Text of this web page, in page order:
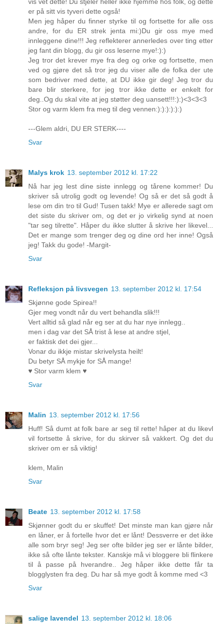
er på sitt vis tyveri dette også!
Men jeg håper du finner styrke til og fortsette for alle oss
andre, for du ER strek jenta mi:)Du gir oss mye med
innleggene dine!!! Jeg reflekterer annerledes over ting etter
jeg fant din blogg, du gir oss leserne mye!:):)
Jeg tror det krever mye fra deg og orke og fortsette, men
ved og gjøre det så tror jeg du viser alle de folka der ute
som bedriver med dette, at DU ikke gir deg! Jeg tror du
bare blir sterkere, for jeg tror ikke dette er enkelt for
deg..Og du skal vite at jeg støtter deg uansett!!!:):)<3<3<3
Stor og varm klem fra meg til deg vennen:):):):):):)
---Glem aldri, DU ER STERK----
Svar
Malys krok 13. september 2012 kl. 17:22
Nå har jeg lest dine siste innlegg og tårene kommer! Du
skriver så utrolig godt og levende! Og så er det så godt å
lese om din tro til Gud! Tusen takk! Mye er allerede sagt om
det siste du skriver om, og det er jo virkelig synd at noen
"tar seg tilrette". Håper du ikke slutter å skrive her likevel...
Det er mange som trenger deg og dine ord her inne! Også
jeg! Takk du gode! -Margit-
Svar
Refleksjon på livsvegen 13. september 2012 kl. 17:54
Skjønne gode Spirea!!
Gjer meg vondt når du vert behandla slik!!!
Vert alltid så glad når eg ser at du har nye innlegg..
men i dag var det SÅ trist å lese at andre stjel,
er faktisk det dei gjer...
Vonar du ikkje mistar skrivelysta heilt!
Du betyr SÅ mykje for SÅ mange!
♥ Stor varm klem ♥
Svar
Malin 13. september 2012 kl. 17:56
Huff! Så dumt at folk bare ar seg til rette! håper at du likevl
vil fortsette å skrive, for du skirver så vakkert. Og det du
skriver om er så viktig!
klem, Malin
Svar
Beate 13. september 2012 kl. 17:58
Skjønner godt du er skuffet! Det minste man kan gjøre når
en låner, er å fortelle hvor det er lånt! Dessverre er det ikke
alle som bryr seg! Jeg ser ofte bilder jeg ser er lånte bilder,
ikke så ofte lånte tekster. Kanskje må vi bloggere bli flinkere
til å passe på hverandre.. Jeg håper ikke dette får ta
blogglysten fra deg. Du har så mye godt å komme med <3
Svar
salige lavendel 13. september 2012 kl. 18:06